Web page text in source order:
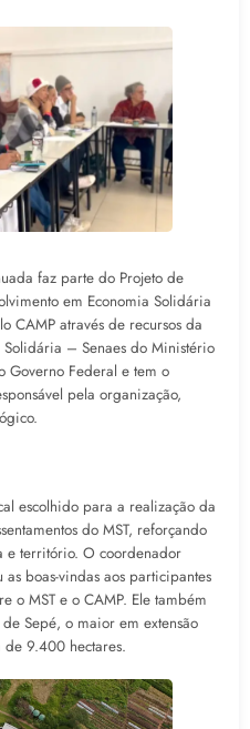
faz parte do Projeto de
em Economia Solidária
CAMP através de recursos da
– Senaes do Ministério
Governo Federal e tem o
pela organização,
escolhido para a realização da
do MST, reforçando
e território. O coordenador
boas-vindas aos participantes
o MST e o CAMP. Ele também
Sepé, o maior em extensão
9.400 hectares.